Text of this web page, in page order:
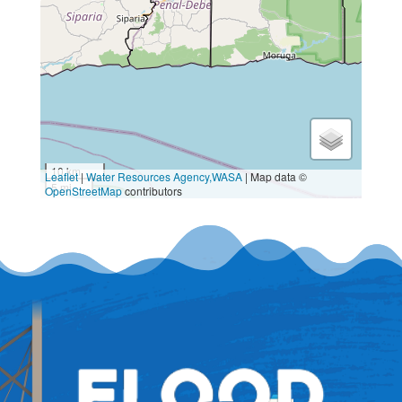
10 km
5 mi
Leaflet|Water Resources Agency,WASA| Map data ©
OpenStreetMapcontributors